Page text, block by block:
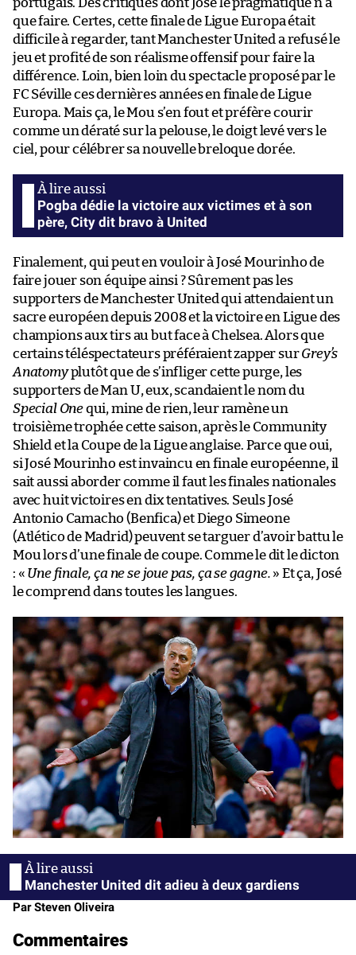
portugais. Des critiques dont José le pragmatique n’a
que faire. Certes, cette finale de Ligue Europa était
difficile à regarder, tant Manchester United a refusé le
jeu et profité de son réalisme offensif pour faire la
différence. Loin, bien loin du spectacle proposé par le
FC Séville ces dernières années en finale de Ligue
Europa. Mais ça, le Mou s’en fout et préfère courir
comme un dératé sur la pelouse, le doigt levé vers le
ciel, pour célébrer sa nouvelle breloque dorée.
Pogba dédie la victoire aux victimes et à son
père, City dit bravo à United
Finalement, qui peut en vouloir à José Mourinho de
faire jouer son équipe ainsi ? Sûrement pas les
supporters de Manchester United qui attendaient un
sacre européen depuis 2008 et la victoire en Ligue des
champions aux tirs au but face à Chelsea. Alors que
certains téléspectateurs préféraient zapper surGrey’s
Anatomyplutôt que de s’infliger cette purge, les
supporters de Man U, eux, scandaient le nom du
Special Onequi, mine de rien, leur ramène un
troisième trophée cette saison, après le Community
Shield et la Coupe de la Ligue anglaise. Parce que oui,
si José Mourinho est invaincu en finale européenne, il
sait aussi aborder comme il faut les finales nationales
avec huit victoires en dix tentatives. Seuls José
Antonio Camacho (Benfica) et Diego Simeone
(Atlético de Madrid) peuvent se targuer d’avoir battu le
Mou lors d’une finale de coupe. Comme le dit le dicton
: « Une finale, ça ne se joue pas, ça se gagne. » Et ça, José
le comprend dans toutes les langues.
Manchester United dit adieu à deux gardiens
Par Steven Oliveira
Commentaires